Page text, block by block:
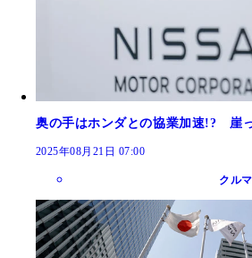
奥の手はホンダとの協業加速!? 崖
2025年08月21日 07:00
クルマ